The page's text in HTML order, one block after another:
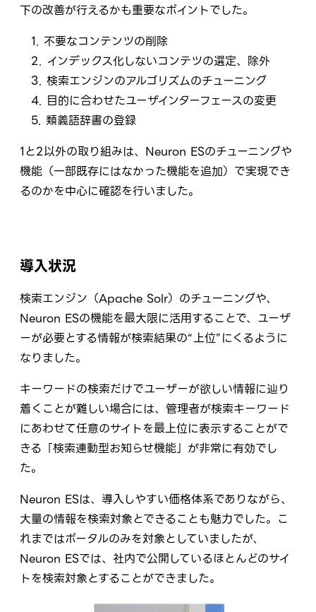
下の改善が行えるかも重要なポイントでした。
1. 不要なコンテンツの削除
2. インデックス化しないコンテツの選定、除外
3. 検索エンジンのアルゴリズムのチューニング
4. 目的に合わせたユーザインターフェースの変更
5. 類義語辞書の登録
1と2以外の取り組みは、Neuron ESのチューニングや
機能（一部既存にはなかった機能を追加）で実現でき
るのかを中心に確認を行いました。
導入状況
検索エンジン（Apache Solr）のチューニングや、
Neuron ESの機能を最大限に活用することで、ユーザ
ーが必要とする情報が検索結果の“上位”にくるように
なりました。
キーワードの検索だけでユーザーが欲しい情報に辿り
着くことが難しい場合には、管理者が検索キーワード
にあわせて任意のサイトを最上位に表示することがで
きる「検索連動型お知らせ機能」が非常に有効でし
た。
Neuron ESは、導入しやすい価格体系でありながら、
大量の情報を検索対象とできることも魅力でした。こ
れまではポータルのみを対象としていましたが、
Neuron ESでは、社内で公開しているほとんどのサイ
トを検索対象とすることができました。